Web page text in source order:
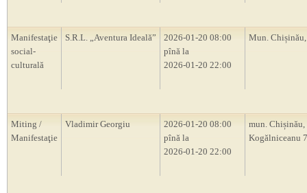
Manifestaţie
social-
culturală
S.R.L. „Aventura Ideală”
2026-01-20 08:00
pînă la
2026-01-20 22:00
Mun.
Miting /
Manifestaţie
Vladimir Georgiu
2026-01-20 08:00
pînă la
2026-01-20 22:00
mun. Chișinău,
Kogălniceanu